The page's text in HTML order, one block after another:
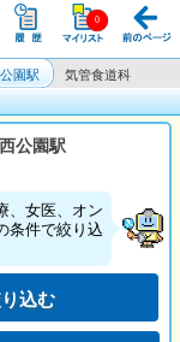
園駅 気管食道科
公園駅
、女医、オン
条件で絞り込
込む